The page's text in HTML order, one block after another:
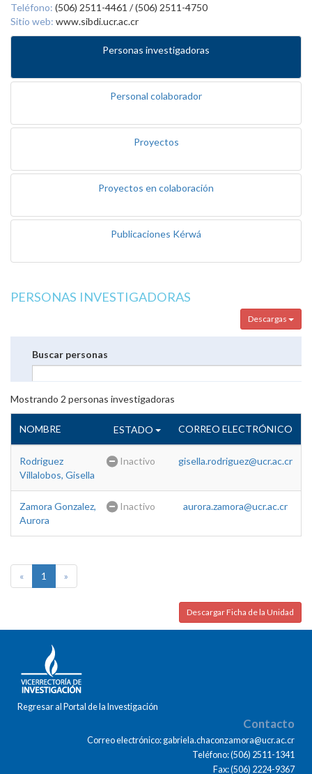
Teléfono: (506) 2511-4461 / (506) 2511-4750
Sitio web: www.sibdi.ucr.ac.cr
Personas investigadoras
Personal colaborador
Proyectos
Proyectos en colaboración
Publicaciones Kérwá
PERSONAS INVESTIGADORAS
Descargas
Buscar personas
Mostrando 2 personas investigadoras
NOMBRE ESTADO CORREO ELECTRÓNICO
Rodriguez
Villalobos, Gisella
Inactivo gisella.rodriguez@ucr.ac.cr
Zamora Gonzalez,
Aurora
Inactivo aurora.zamora@ucr.ac.cr
« 1 »
Descargar Ficha de la Unidad
Regresar al Portal de la Investigación
Contacto
Correo electrónico: gabriela.chaconzamora@ucr.ac.cr
Teléfono: (506) 2511-1341
Fax: (506) 2224-9367